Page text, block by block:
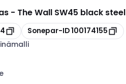
- The Wall SW45 black steel
Kopioi
Sonepar-ID100174155